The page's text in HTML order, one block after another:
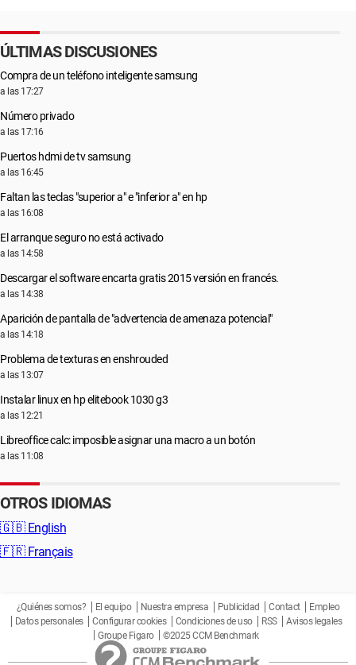
ÚLTIMAS DISCUSIONES
Compra de un teléfono inteligente samsung
a las 17:27
Número privado
a las 17:16
Puertos hdmi de tv samsung
a las 16:45
Faltan las teclas "superior a" e "inferior a" en hp
a las 16:08
El arranque seguro no está activado
a las 14:58
Descargar el software encarta gratis 2015 versión en francés.
a las 14:38
Aparición de pantalla de "advertencia de amenaza potencial"
a las 14:18
Problema de texturas en enshrouded
a las 13:07
Instalar linux en hp elitebook 1030 g3
a las 12:21
Libreoffice calc: imposible asignar una macro a un botón
a las 11:08
OTROS IDIOMAS
🇬🇧 English
🇫🇷 Français
¿Quiénes somos? El equipo Nuestra empresa Publicidad Contact
Empleo
Datos personales
Configurar cookies Condiciones de uso RSS
Avisos legales
Groupe Figaro
©2025 CCM Benchmark